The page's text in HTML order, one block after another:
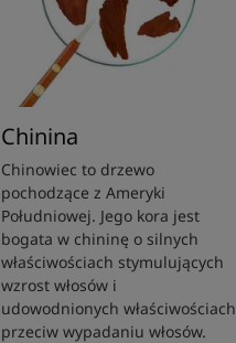
Chinina
Chinowiec to drzewo
pochodzące z Ameryki
Południowej. Jego kora jest
bogata w chininę o silnych
właściwościach stymulujących
wzrost włosów i
udowodnionych właściwościach
przeciw wypadaniu włosów.